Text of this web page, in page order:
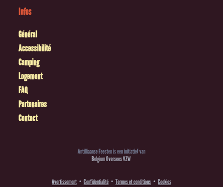
Infos
Général
Accessibilité
Camping
Logement
FAQ
Partenaires
Contact
Antilliaanse Feesten is een initiatief van
Belgium Oversees VZW
Avertissement Confidentialité Termes et conditions Cookies